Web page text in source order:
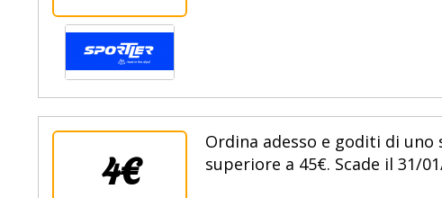
4€
Ordina adesso e goditi di
superiore a 45€. Scade il 31/